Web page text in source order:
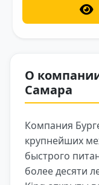
О
Самара
Компания
крупнейших
быстрого
более десяти